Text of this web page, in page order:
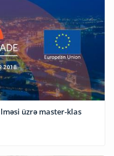
üzrə master-klas